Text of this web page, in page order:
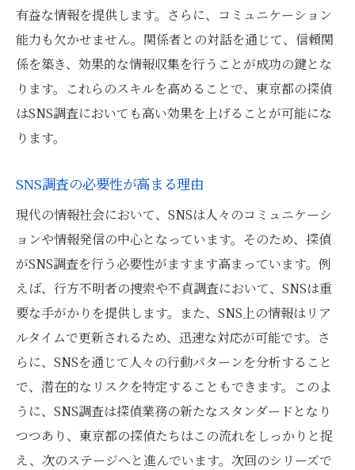
有益な情報を提供します。さらに、コミュニケーション
能力も欠かせません。関係者との対話を通じて、信頼関
係を築き、効果的な情報収集を行うことが成功の鍵とな
ります。これらのスキルを高めることで、東京都の探偵
はSNS調査においても高い効果を上げることが可能にな
ります。
SNS調査の必要性が高まる理由
現代の情報社会において、SNSは人々のコミュニケーシ
ョンや情報発信の中心となっています。そのため、探偵
がSNS調査を行う必要性がますます高まっています。例
えば、行方不明者の捜索や不貞調査において、SNSは重
要な手がかりを提供します。また、SNS上の情報はリア
ルタイムで更新されるため、迅速な対応が可能です。さ
らに、SNSを通じて人々の行動パターンを分析すること
で、潜在的なリスクを特定することもできます。このよ
うに、SNS調査は探偵業務の新たなスタンダードとなり
つつあり、東京都の探偵たちはこの流れをしっかりと捉
え、次のステージへと進んでいます。次回のシリーズで